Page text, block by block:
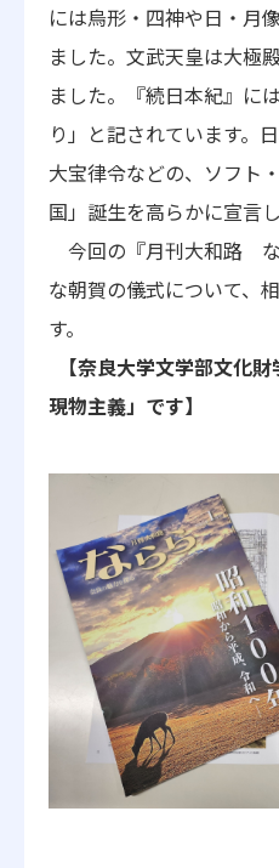
には烏形・四神や日・月
ました。文武天皇は大極
ました。『続日本紀』に
り」と記されています。
大宝律令などの、ソフト
国」誕生を高らかに宣言し
今回の『月刊大和路
な朝賀の儀式について、
す。
【奈良大学文学部文化
現物主義」です】